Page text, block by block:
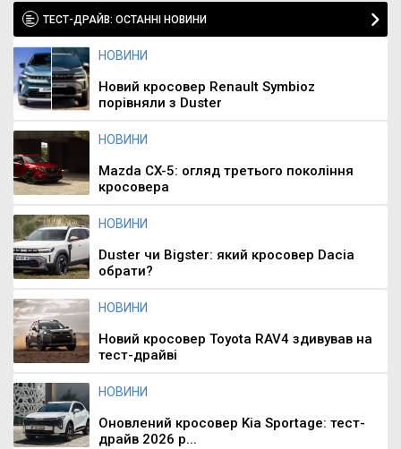
ТЕСТ-ДРАЙВ: ОСТАННІ НОВИНИ
НОВИНИ
Новий кросовер Renault Symbioz
порівняли з Duster
НОВИНИ
Mazda CX-5: огляд третього покоління
кросовера
НОВИНИ
Duster чи Bigster: який кросовер Dacia
обрати?
НОВИНИ
Новий кросовер Toyota RAV4 здивував на
тест-драйві
НОВИНИ
Оновлений кросовер Kia Sportage: тест-
драйв 2026 р...